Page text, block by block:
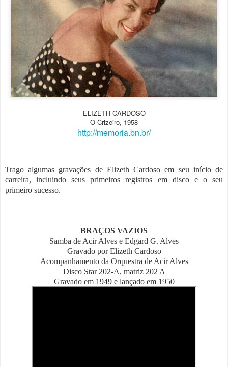
ELIZETH CARDOSO
O Crizeiro, 1958
http://memoria.bn.br/
Trago algumas gravações de Elizeth Cardoso em seu início de
carreira, incluindo seus primeiros registros em disco e o seu
primeiro sucesso.
BRAÇOS VAZIOS
Samba de Acir Alves e Edgard G. Alves
Gravado por Elizeth Cardoso
Acompanhamento da Orquestra de Acir Alves
Disco Star 202-A, matriz 202 A
Gravado em 1949 e lançado em 1950